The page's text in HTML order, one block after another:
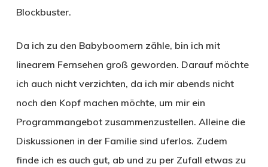
Blockbuster.
Da ich zu den Babyboomern zähle, bin ich mit
linearem Fernsehen groß geworden. Darauf möchte
ich auch nicht verzichten, da ich mir abends nicht
noch den Kopf machen möchte, um mir ein
Programmangebot zusammenzustellen. Alleine die
Diskussionen in der Familie sind uferlos. Zudem
finde ich es auch gut, ab und zu per Zufall etwas zu